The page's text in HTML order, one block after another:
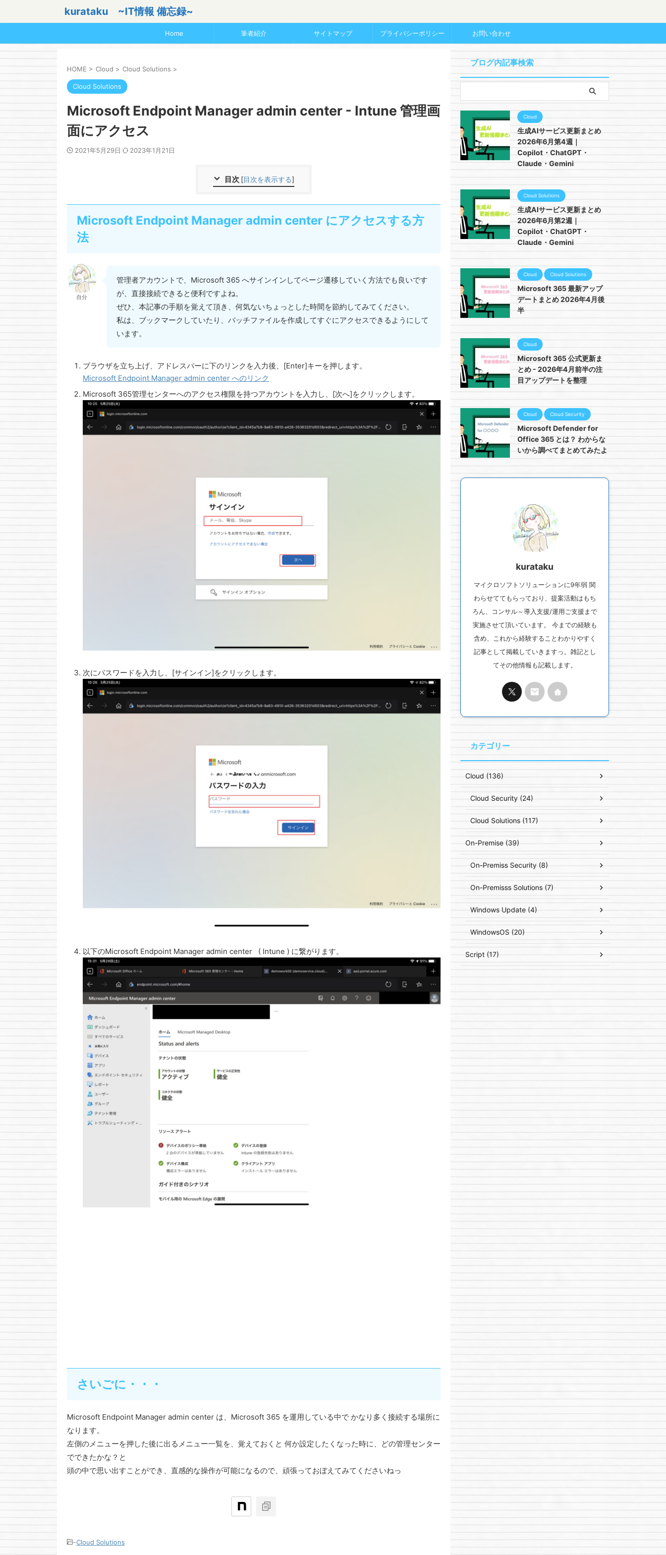
kurataku ~IT情報 備忘録~
Home 筆者紹介 サイトマップ プライバシーポリシー お問い合わせ
HOME > Cloud > Cloud Solutions >
Cloud Solutions
Microsoft Endpoint Manager admin center - Intune 管理画
面にアクセス
2021年5月29日 2023年1月21日
目次 [目次を表示する]
Microsoft Endpoint Manager admin center にアクセスする方
法
自分
管理者アカウントで、Microsoft 365 へサインインしてページ遷移していく方法でも良いです
が、直接接続できると便利ですよね。
ぜひ、本記事の手順を覚えて頂き、何気ないちょっとした時間を節約してみてください。
私は、ブックマークしていたり、バッチファイルを作成してすぐにアクセスできるようにして
います。
ブラウザを立ち上げ、アドレスバーに下のリンクを入力後、[Enter]キーを押します。
Microsoft Endpoint Manager admin center へのリンク
Microsoft 365管理センターへのアクセス権限を持つアカウントを入力し、[次へ]をクリックします。
次にパスワードを入力し、[サインイン]をクリックします。
以下のMicrosoft Endpoint Manager admin center ( Intune ) に繋がります。
さいごに・・・
Microsoft Endpoint Manager admin center は、Microsoft 365 を運用している中で かなり多く接続する場所に
なります。
左側のメニューを押した後に出るメニュー一覧を、覚えておくと 何か設定したくなった時に、どの管理センター
でできたかな？と
頭の中で思い出すことができ、直感的な操作が可能になるので、頑張っておぼえてみてくださいねっ
-Cloud Solutions
ブログ内記事検索
Cloud
生成AIサービス更新まとめ
2026年6月第4週｜
Copilot・ChatGPT・
Claude・Gemini
Cloud Solutions
生成AIサービス更新まとめ
2026年6月第2週｜
Copilot・ChatGPT・
Claude・Gemini
Cloud Cloud Solutions
Microsoft 365 最新アップ
デートまとめ 2026年4月後
半
Cloud
Microsoft 365 公式更新ま
とめ - 2026年4月前半の注
目アップデートを整理
Cloud Cloud Security
Microsoft Defender for
Office 365 とは？ わからな
いから調べてまとめてみたよ
kurataku
マイクロソフトソリューションに9年弱 関
わらせててもらっており、提案活動はもち
ろん、コンサル～導入支援/運用ご支援まで
実施させて頂いています。 今までの経験も
含め、これから経験することわかりやすく
記事として掲載していきますっ。雑記とし
てその他情報も記載します。
カテゴリー
Cloud (136)
Cloud Security (24)
Cloud Solutions (117)
On-Premise (39)
On-Premiss Security (8)
On-Premisss Solutions (7)
Windows Update (4)
WindowsOS (20)
Script (17)